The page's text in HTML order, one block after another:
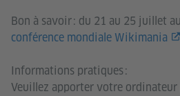
Bon à savoir : du 21 au 25 juillet
conférence mondiale Wikimania
Informations pratiques :
Veuillez apporter votre ordinateur